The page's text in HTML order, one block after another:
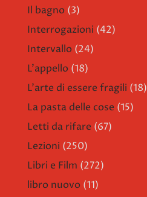
Il bagno (3)
Interrogazioni (42)
Intervallo (24)
L'appello (18)
L'arte di essere fragili (18)
La pasta delle cose (15)
Letti da rifare (67)
Lezioni (250)
Libri e Film (272)
libro nuovo (11)